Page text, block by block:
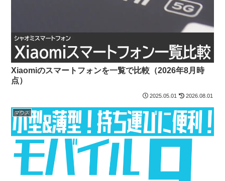
Xiaomiのスマートフォンを一覧で比較（2026年8月時
点）
2025.05.01 2026.08.01
マウス